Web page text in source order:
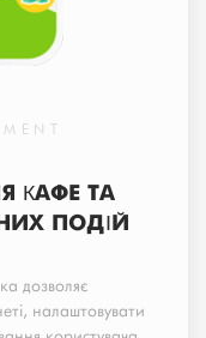
КАФЕ ТА
ПОДІЙ
дозволяє
налаштовувати